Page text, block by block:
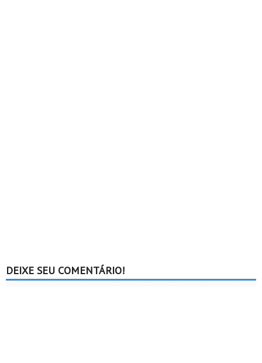
DEIXE SEU COMENTÁRIO!